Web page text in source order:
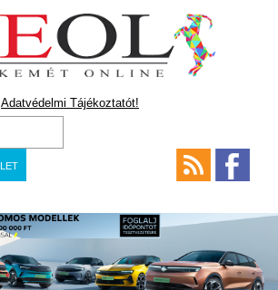
Adatvédelmi Tájékoztatót!